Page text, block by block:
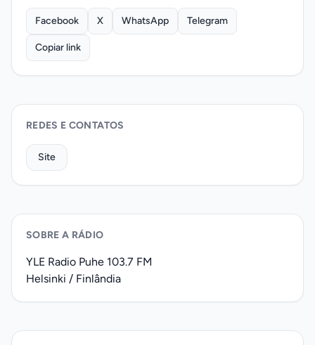
Facebook X WhatsApp Telegram
Copiar link
REDES E CONTATOS
Site
SOBRE A RÁDIO
YLE Radio Puhe 103.7 FM
Helsinki / Finlândia